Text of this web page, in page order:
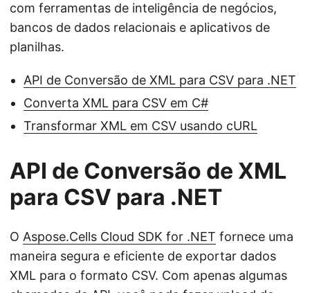
com ferramentas de inteligência de negócios,
bancos de dados relacionais e aplicativos de
planilhas.
API de Conversão de XML para CSV para .NET
Converta XML para CSV em C#
Transformar XML em CSV usando cURL
API de Conversão de XML
para CSV para .NET
O Aspose.Cells Cloud SDK for .NET fornece uma
maneira segura e eficiente de exportar dados
XML para o formato CSV. Com apenas algumas